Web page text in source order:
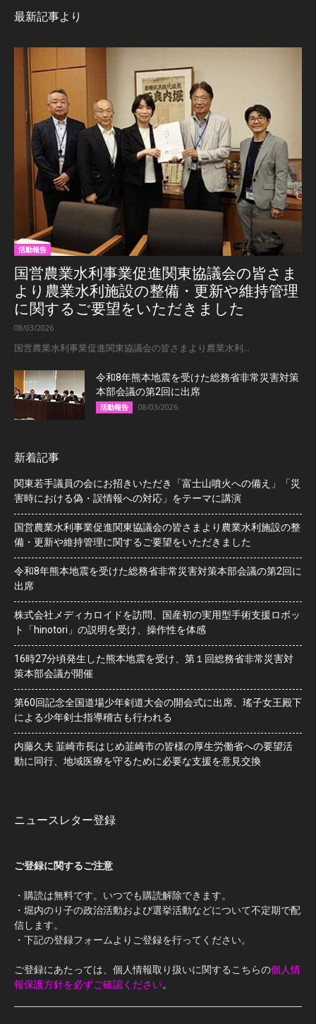
最新記事より
活動報告
国営農業水利事業促進関東協議会の皆さま
より農業水利施設の整備・更新や維持管理
に関するご要望をいただきました
08/03/2026
国営農業水利事業促進関東協議会の皆さまより農業水利...
令和8年熊本地震を受けた総務省非常災害対策
本部会議の第2回に出席
活動報告 08/03/2026
新着記事
関東若手議員の会にお招きいただき「富士山噴火への備え」「災
害時における偽・誤情報への対応」をテーマに講演
国営農業水利事業促進関東協議会の皆さまより農業水利施設の整
備・更新や維持管理に関するご要望をいただきました
令和8年熊本地震を受けた総務省非常災害対策本部会議の第2回に
出席
株式会社メディカロイドを訪問、国産初の実用型手術支援ロボッ
ト「hinotori」の説明を受け、操作性を体感
16時27分頃発生した熊本地震を受け、第１回総務省非常災害対
策本部会議が開催
第60回記念全国道場少年剣道大会の開会式に出席、瑤子女王殿下
による少年剣士指導稽古も行われる
内藤久夫 韮崎市長はじめ韮崎市の皆様の厚生労働省への要望活
動に同行、地域医療を守るために必要な支援を意見交換
ニュースレター登録
ご登録に関するご注意
・購読は無料です。いつでも購読解除できます。
・堀内のり子の政治活動および選挙活動などについて不定期で配
信します。
・下記の登録フォームよりご登録を行ってください。
ご登録にあたっては、個人情報取り扱いに関するこちらの個人情
報保護方針を必ずご確認ください。